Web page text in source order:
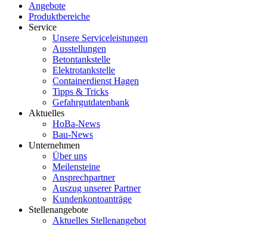
Angebote
Produktbereiche
Service
Unsere Serviceleistungen
Ausstellungen
Betontankstelle
Elektrotankstelle
Containerdienst Hagen
Tipps & Tricks
Gefahrgutdatenbank
Aktuelles
HoBa-News
Bau-News
Unternehmen
Über uns
Meilensteine
Ansprechpartner
Auszug unserer Partner
Kundenkontoanträge
Stellenangebote
Aktuelles Stellenangebot